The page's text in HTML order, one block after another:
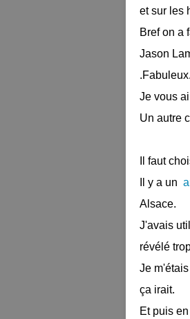
et sur les
Bref on a
Jason
.Fabuleux.
Je vous
Un autre
Il faut
Il y a un
Alsace.
J'avais
révélé
Je
ça irait.
Et puis